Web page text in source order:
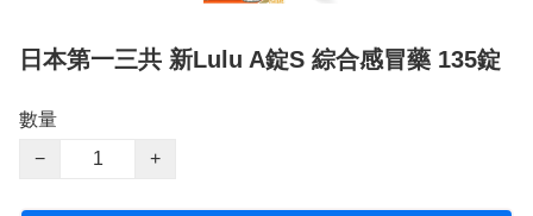
日本第一三共 新Lulu A錠S 綜合感冒藥 135錠
數量
−
+